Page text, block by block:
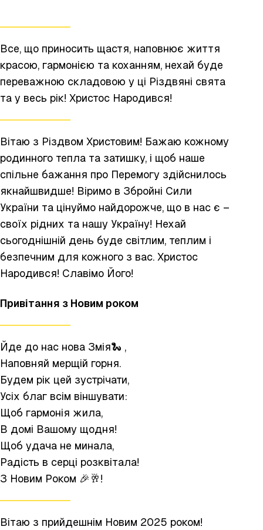
Все, що приносить щастя, наповнює життя
красою, гармонією та коханням, нехай буде
переважною складовою у ці Різдвяні свята
та у весь рік! Христос Народився!
Вітаю з Різдвом Христовим! Бажаю кожному
родинного тепла та затишку, і щоб наше
спільне бажання про Перемогу здійснилось
якнайшвидше! Віримо в Збройні Сили
України та цінуймо найдорожче, що в нас є –
своїх рідних та нашу Україну! Нехай
сьогоднішній день буде світлим, теплим і
безпечним для кожного з вас. Христос
Народився! Славімо Його!
Привітання з Новим роком
Йде до нас нова Змія🐍 ,
Наповняй мерщій горня.
Будем рік цей зустрічати,
Усіх благ всім віншувати:
Щоб гармонія жила,
В домі Вашому щодня!
Щоб удача не минала,
Радість в серці розквітала!
З Новим Роком 🎉🥂!
Вітаю з прийдешнім Новим 2025 роком!